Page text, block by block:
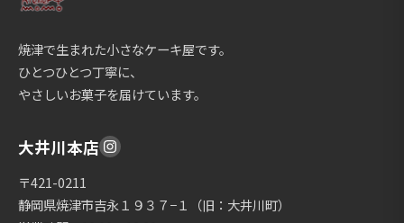
焼津で生まれた小さなケーキ屋です。
ひとつひとつ丁寧に、
やさしいお菓子を届けています。
大井川本店
〒421-0211
静岡県焼津市吉永１９３７−１（旧：大井川町）